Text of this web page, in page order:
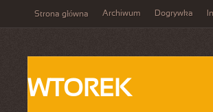
Strona główna Archiwum Dogrywka
WTOREK